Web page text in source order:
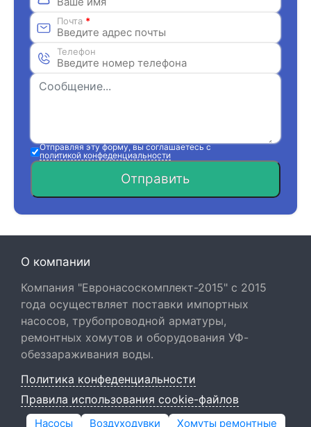
Почта *
Телефон
Отправляя эту форму, вы соглашаетесь с
политикой конфеденциальности
Отправить
О компании
Компания "Евронасоскомплект-2015" с 2015
года осуществляет поставки импортных
насосов, трубопроводной арматуры,
ремонтных хомутов и оборудования УФ-
обеззараживания воды.
Политика конфеденциальности
Правила использования cookie-файлов
Насосы Воздуходувки Хомуты ремонтные